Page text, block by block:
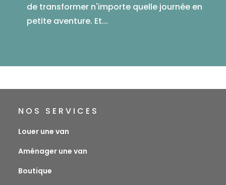
de transformer n'importe quelle journée en
petite aventure. Et...
NOS SERVICES
Louer une van
Aménager une van
Boutique